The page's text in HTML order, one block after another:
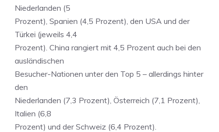
Niederlanden (5
Prozent), Spanien (4,5 Prozent), den USA und der
Türkei (jeweils 4,4
Prozent). China rangiert mit 4,5 Prozent auch bei den
ausländischen
Besucher-Nationen unter den Top 5 – allerdings hinter
den
Niederlanden (7,3 Prozent), Österreich (7,1 Prozent),
Italien (6,8
Prozent) und der Schweiz (6,4 Prozent).